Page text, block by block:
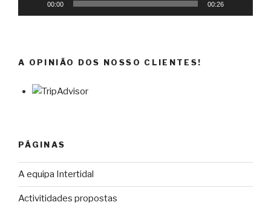
00:00 00:26
A OPINIÃO DOS NOSSO CLIENTES!
PÁGINAS
A equipa Intertidal
Activitidades propostas